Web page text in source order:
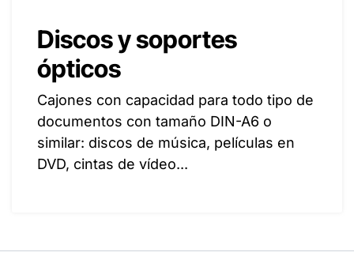
Discos y soportes
ópticos
Cajones con capacidad para todo tipo de
documentos con tamaño DIN-A6 o
similar: discos de música, películas en
DVD, cintas de vídeo...